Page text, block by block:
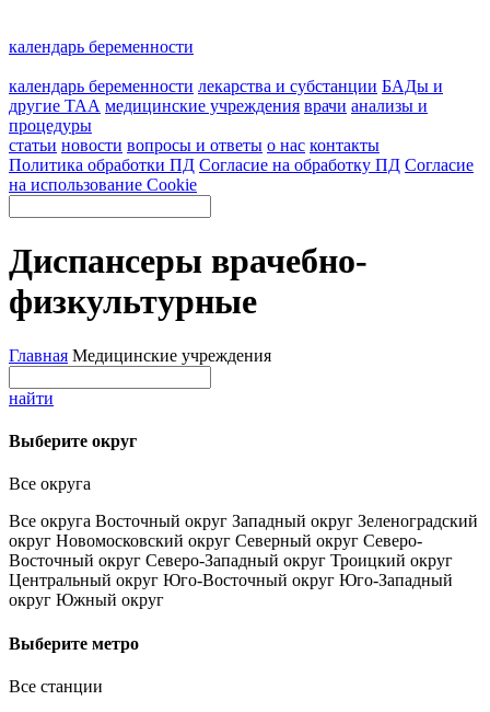
календарь беременности
календарь беременности лекарства и субстанции БАДы и
другие ТАА медицинские учреждения врачи анализы и
процедуры
статьи новости вопросы и ответы о нас контакты
Политика обработки ПД Согласие на обработку ПД Согласие
на использование Cookie
Диспансеры врачебно-
физкультурные
Главная Медицинские учреждения
найти
Выберите округ
Все округа
Все округа Восточный округ Западный округ Зеленоградский
округ Новомосковский округ Северный округ Северо-
Восточный округ Северо-Западный округ Троицкий округ
Центральный округ Юго-Восточный округ Юго-Западный
округ Южный округ
Выберите метро
Все станции